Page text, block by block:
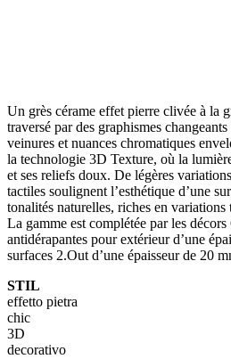
Un grès cérame effet pierre clivée à la
traversé par des graphismes
veinures et nuances chromatiques
la technologie 3D Texture, où la
et ses reliefs doux. De légères
tactiles soulignent l’esthétique d’une
tonalités naturelles, riches en variations
La gamme est complétée par les
antidérapantes pour extérieur d’une
surfaces 2.Out d’une épaisseur de 20
STIL
effetto pietra
chic
3D
decorativo